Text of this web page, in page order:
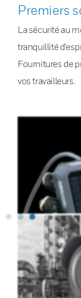
Premiers
La sécurité au
tranquillité
Fournitures de
vos travailleurs.